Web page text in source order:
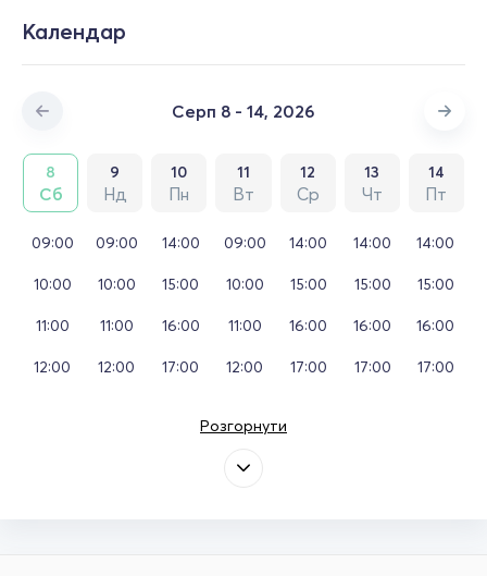
Календар
Серп 8 - 14, 2026
8
Сб
9
Нд
10
Пн
11
Вт
12
Ср
13
Чт
14
Пт
09:00
10:00
11:00
12:00
09:00
10:00
11:00
12:00
14:00
15:00
16:00
17:00
09:00
10:00
11:00
12:00
14:00
15:00
16:00
17:00
14:00
15:00
16:00
17:00
14:00
15:00
16:00
17:00
Розгорнути